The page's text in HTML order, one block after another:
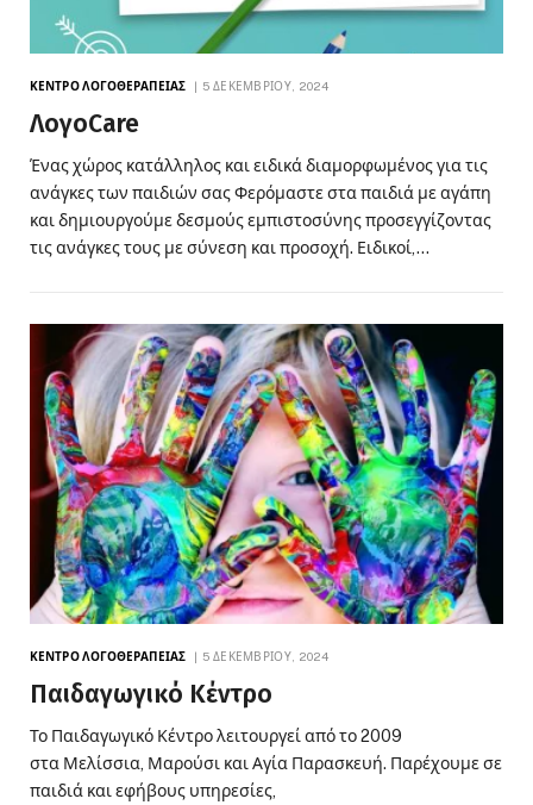
ΚΈΝΤΡΟ ΛΟΓΟΘΕΡΑΠΕΊΑΣ 5 ΔΕΚΕΜΒΡΊΟΥ, 2024
ΛογοCare
Ένας χώρος κατάλληλος και ειδικά διαμορφωμένος για τις
ανάγκες των παιδιών σας Φερόμαστε στα παιδιά με αγάπη
και δημιουργούμε δεσμούς εμπιστοσύνης προσεγγίζοντας
τις ανάγκες τους με σύνεση και προσοχή. Ειδικοί,…
ΚΈΝΤΡΟ ΛΟΓΟΘΕΡΑΠΕΊΑΣ 5 ΔΕΚΕΜΒΡΊΟΥ, 2024
Παιδαγωγικό Κέντρο
Το Παιδαγωγικό Κέντρο λειτουργεί από το 2009
στα Μελίσσια, Μαρούσι και Αγία Παρασκευή. Παρέχουμε σε
παιδιά και εφήβους υπηρεσίες,